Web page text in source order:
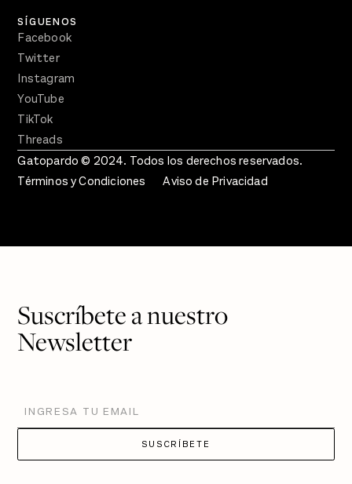
SÍGUENOS
Facebook
Twitter
Instagram
YouTube
TikTok
Threads
Gatopardo © 2024. Todos los derechos reservados.
Términos y Condiciones
Aviso de Privacidad
Suscríbete a nuestro
Newsletter